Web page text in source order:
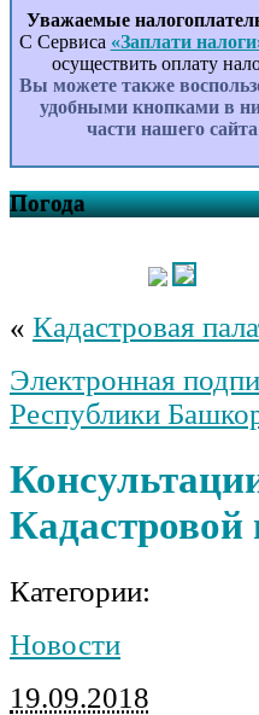
Уважаемые
С Сервиса «Заплати
осуществить оплату
Вы можете также
удобными кнопками в
части нашего сайта
Погода
« Кадастровая
Электронная
Республики
Кадастровой
Категории:
Новости
19.09.2018